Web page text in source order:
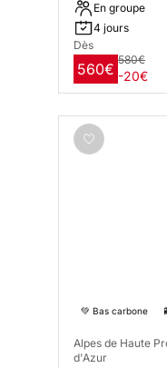
En groupe
4 jours
Dès
560€
580€
-20€
💚 Bas carbone
Alpes de Haute
d'Azur